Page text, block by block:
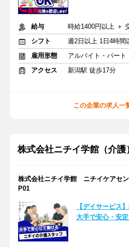
給与
時給1400円以上 ＋
シフト
雇用形態
アルバイト・パート
アクセス
新潟駅 徒歩17分
この企業の求人一
株式会社ニチイ学館（介護
株式会社ニチイ学館 ニチイケアセ
P01
【デイサービス
大手で安心・安